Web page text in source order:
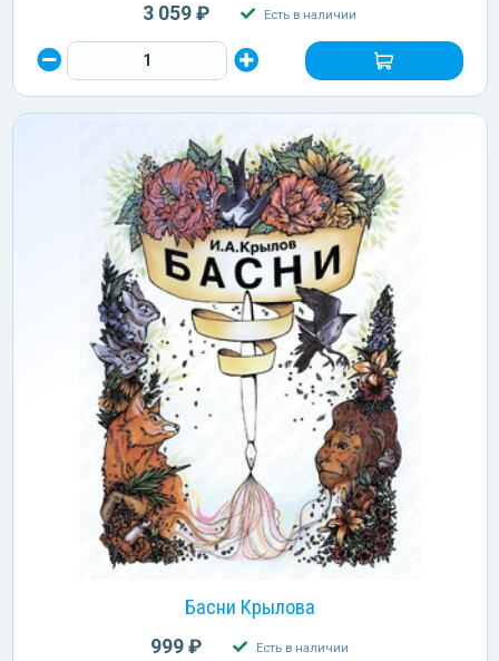
3 059 ₽ Есть в наличии
Басни Крылова
999 ₽ Есть в наличии